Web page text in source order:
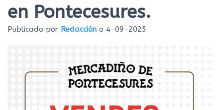
en Pontecesures.
Publicado por Redacción o 4-09-2025